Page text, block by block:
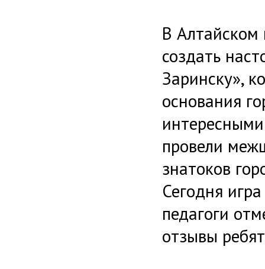
В Алтайском
создать
Заринску»,
основания
провели
знатоков
Сегодня
педагоги
отзывы